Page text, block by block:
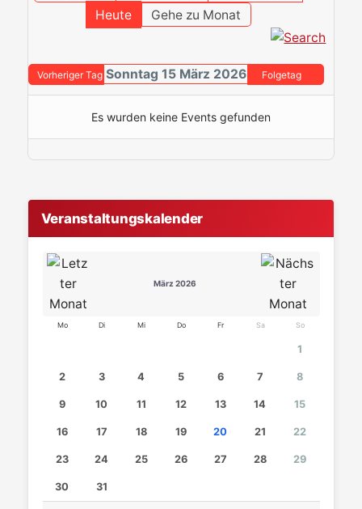
Heute
Gehe zu Monat
Vorheriger Tag Sonntag 15 März 2026 Folgetag
Es wurden keine Events gefunden
Veranstaltungskalender
März 2026
Mo Di Mi Do Fr Sa So
1
2 3 4 5 6 7 8
9 10 11 12 13 14 15
16 17 18 19 20 21 22
23 24 25 26 27 28 29
30 31